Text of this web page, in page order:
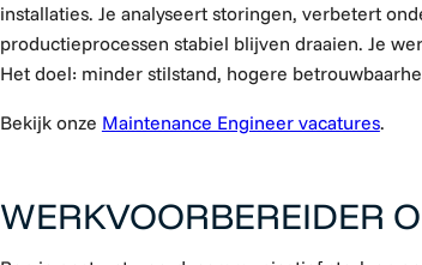
installaties. Je analyseert storingen, verbetert
productieprocessen stabiel blijven draaien. Je
Het doel: minder stilstand, hogere
Bekijk onze Maintenance Engineer vacatures.
WERKVOORBEREIDER